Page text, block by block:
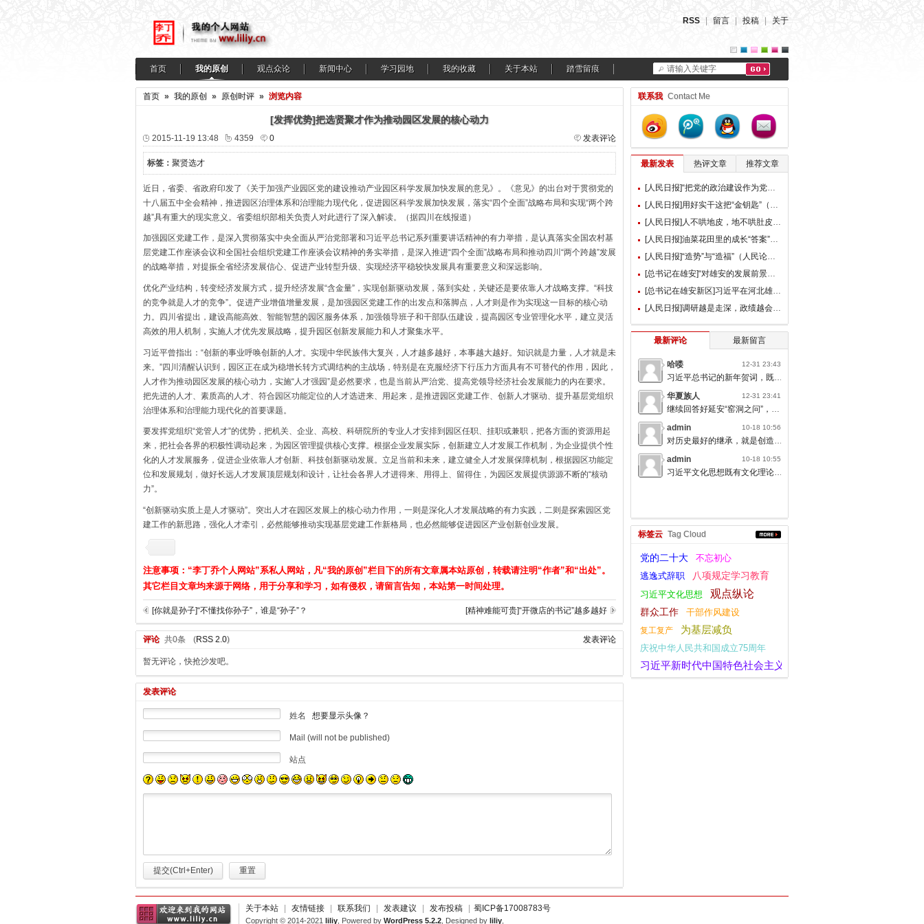
RSS 留言 投稿 关于
请输入关键字
首页 我的原创 观点众论 新闻中心 学习园地 我的收藏 关于本站 踏雪留痕
首页 » 我的原创 » 原创时评 » 浏览内容
[发挥优势]把选贤聚才作为推动园区发展的核心动力
2015-11-19 13:48 4359 0 发表评论
标签： 聚贤选才
近日，省委、省政府印发了《关于加强产业园区党的建设推动产业园区科学发展加快发展的意见》。《意见》的出台对于贯彻党的
十八届五中全会精神，推进园区治理体系和治理能力现代化，促进园区科学发展加快发展，落实“四个全面”战略布局和实现“两个跨
越”具有重大的现实意义。省委组织部相关负责人对此进行了深入解读。（据四川在线报道）
加强园区党建工作，是深入贯彻落实中央全面从严治党部署和习近平总书记系列重要讲话精神的有力举措，是认真落实全国农村基
层党建工作座谈会议和全国社会组织党建工作座谈会议精神的务实举措，是深入推进“四个全面”战略布局和推动四川“两个跨越”发展
的战略举措，对提振全省经济发展信心、促进产业转型升级、实现经济平稳较快发展具有重要意义和深远影响。
优化产业结构，转变经济发展方式，提升经济发展“含金量”，实现创新驱动发展，落到实处，关键还是要依靠人才战略支撑。“科技
的竞争就是人才的竞争”。促进产业增值增量发展，是加强园区党建工作的出发点和落脚点，人才则是作为实现这一目标的核心动
力。四川省提出，建设高能高效、智能智慧的园区服务体系，加强领导班子和干部队伍建设，提高园区专业管理化水平，建立灵活
高效的用人机制，实施人才优先发展战略，提升园区创新发展能力和人才聚集水平。
习近平曾指出：“创新的事业呼唤创新的人才。实现中华民族伟大复兴，人才越多越好，本事越大越好。知识就是力量，人才就是未
来。”四川清醒认识到，园区正在成为稳增长转方式调结构的主战场，特别是在克服经济下行压力方面具有不可替代的作用，因此，
人才作为推动园区发展的核心动力，实施“人才强园”是必然要求，也是当前从严治党、提高党领导经济社会发展能力的内在要求。
把先进的人才、素质高的人才、符合园区功能定位的人才选进来、用起来，是推进园区党建工作、创新人才驱动、提升基层党组织
治理体系和治理能力现代化的首要课题。
要发挥党组织“党管人才”的优势，把机关、企业、高校、科研院所的专业人才安排到园区任职、挂职或兼职，把各方面的资源用起
来，把社会各界的积极性调动起来，为园区管理提供核心支撑。根据企业发展实际，创新建立人才发展工作机制，为企业提供个性
化的人才发展服务，促进企业依靠人才创新、科技创新驱动发展。立足当前和未来，建立健全人才发展保障机制，根据园区功能定
位和发展规划，做好长远人才发展顶层规划和设计，让社会各界人才进得来、用得上、留得住，为园区发展提供源源不断的“核动
力”。
“创新驱动实质上是人才驱动”。突出人才在园区发展上的核心动力作用，一则是深化人才发展战略的有力实践，二则是探索园区党
建工作的新思路，强化人才牵引，必然能够推动实现基层党建工作新格局，也必然能够促进园区产业创新创业发展。
注意事项：“李丁乔个人网站”系私人网站，凡“我的原创”栏目下的所有文章属本站原创，转载请注明“作者”和“出处”。
其它栏目文章均来源于网络，用于分享和学习，如有侵权，请留言告知，本站第一时间处理。
[你就是孙子]“不懂找你孙子”，谁是“孙子”？ [精神难能可贵]“开微店的书记”越多越好
评论 共0条 (RSS 2.0) 发表评论
暂无评论，快抢沙发吧。
发表评论
姓名 想要显示头像？
Mail (will not be published)
站点
提交(Ctrl+Enter) 重置
联系我 Contact Me
最新发表 热评文章 推荐文章
最新评论 最新留言
哈喽 12-31 23:43
习近平总书记的新年贺词，既充满温度，又饱含深情，太催人奋进了。
华夏族人
12-31 23:41
继续回答好延安“窑洞之问”，书写无愧于人民的时代答卷。
admin
10-18 10:56
对历史最好的继承，就是创造新的历史；对人类文明最大的礼敬，就是创造人类文明新形态。
admin
10-18 10:55
习近平文化思想既有文化理论观点上的创新和突破，又有文化工作布局上的部署要求，标志着我们党对中国特色社会主义文化建设规律的认识达到了新高度，表明我们党的历史自信、文化自信达到了新高度。
标签云 Tag Cloud
党的二十大
不忘初心
逃逸式辞职
八项规定学习教育
习近平文化思想
观点纵论
群众工作 干部作风建设
复工复产 为基层减负
庆祝中华人民共和国成立75周年
习近平新时代中国特色社会主义思想
关于本站 | 友情链接 | 联系我们 | 发表建议 | 发布投稿 | 蜀ICP备17008783号
Copyright © 2014-2021 liliy , Powered by WordPress 5.2.2 , Designed by liliy